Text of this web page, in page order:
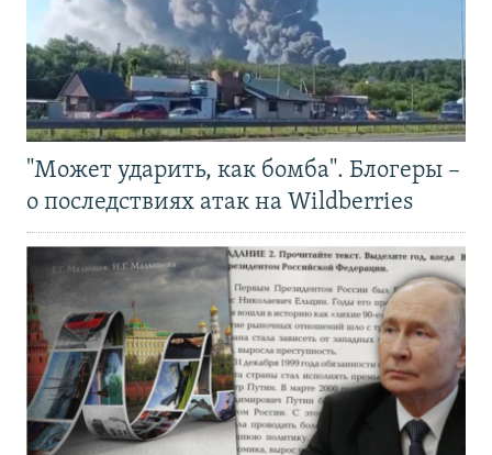
"Может ударить, как бомба". Блогеры –
о последствиях атак на Wildberries